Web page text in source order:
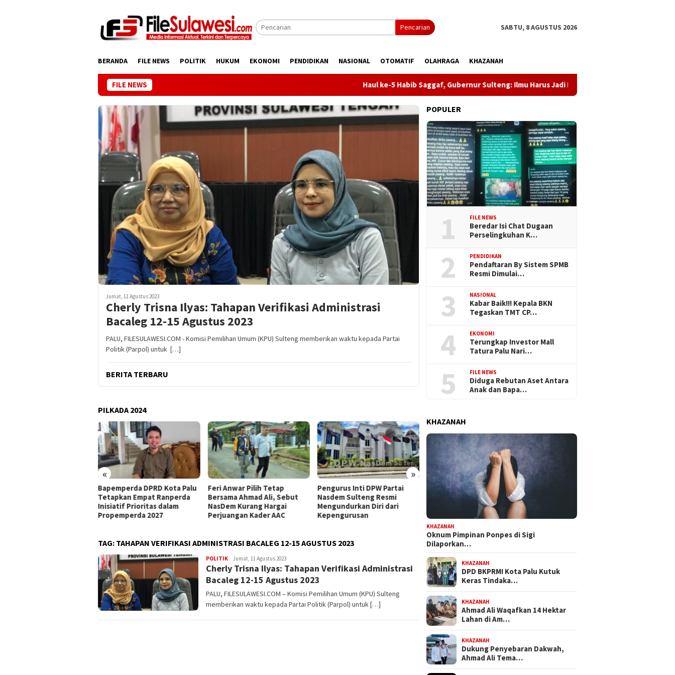
Pencarian SABTU, 8 AGUSTUS 2026
BERANDA FILE NEWS POLITIK HUKUM EKONOMI PENDIDIKAN NASIONAL OTOMATIF OLAHRAGA KHAZANAH
FILE NEWS Haul ke-5 Habib Saggaf, Gubernur Sulteng: Ilmu Harus Jadi Panglima Kehidupan
Jumat, 11 Agustus 2023
Cherly Trisna Ilyas: Tahapan Verifikasi Administrasi
Bacaleg 12-15 Agustus 2023
PALU, FILESULAWESI.COM - Komisi Pemilihan Umum (KPU) Sulteng memberikan waktu kepada Partai
Politik (Parpol) untuk […]
BERITA TERBARU
PILKADA 2024
« »
Bapemperda DPRD Kota Palu
Tetapkan Empat Ranperda
Inisiatif Prioritas dalam
Propemperda 2027
Feri Anwar Pilih Tetap
Bersama Ahmad Ali, Sebut
NasDem Kurang Hargai
Perjuangan Kader AAC
Pengurus Inti DPW Partai
Nasdem Sulteng Resmi
Mengundurkan Diri dari
Kepengurusan
Komisi III DPRD Sulteng
Turun ke PT CPM, Isu
Pencemaran hingga
Kontribusi PAD Jadi Sorotan
TAG: TAHAPAN VERIFIKASI ADMINISTRASI BACALEG 12-15 AGUSTUS 2023
POLITIK FILESULAWESI
Jumat, 11 Agustus 2023
Cherly Trisna Ilyas: Tahapan Verifikasi Administrasi
Bacaleg 12-15 Agustus 2023
PALU, FILESULAWESI.COM – Komisi Pemilihan Umum (KPU) Sulteng
memberikan waktu kepada Partai Politik (Parpol) untuk […]
POPULER
1 FILE NEWS
Beredar Isi Chat Dugaan
Perselingkuhan K…
2 PENDIDIKAN
Pendaftaran By Sistem SPMB
Resmi Dimulai…
3 NASIONAL
Kabar Baik!!! Kepala BKN
Tegaskan TMT CP…
4 EKONOMI
Terungkap Investor Mall
Tatura Palu Nari…
5 FILE NEWS
Diduga Rebutan Aset Antara
Anak dan Bapa…
KHAZANAH
KHAZANAH
Oknum Pimpinan Ponpes di Sigi
Dilaporkan…
KHAZANAH
DPD BKPRMI Kota Palu Kutuk
Keras Tindaka…
KHAZANAH
Ahmad Ali Waqafkan 14 Hektar
Lahan di Am…
KHAZANAH
Dukung Penyebaran Dakwah,
Ahmad Ali Tema…